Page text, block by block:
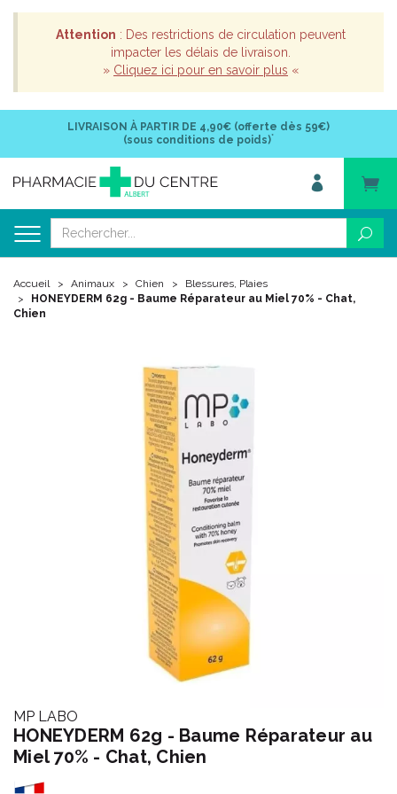
Attention : Des restrictions de circulation peuvent
impacter les délais de livraison.
» Cliquez ici pour en savoir plus «
LIVRAISON À PARTIR DE 4,90€ (offerte dès 59€)
(sous conditions de poids)*
Accueil Animaux Chien
Blessures, Plaies
HONEYDERM 62g - Baume Réparateur au Miel 70% - Chat,
Chien
MP LABO
HONEYDERM 62g - Baume Réparateur au
Miel 70% - Chat, Chien